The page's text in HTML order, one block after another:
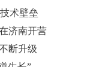
术壁垒
济南开营
断升级